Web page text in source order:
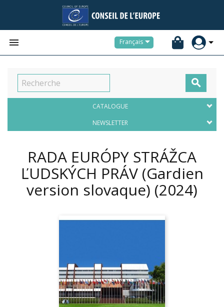
 Français

CATALOGUE
NEWSLETTER
RADA EURÓPY STRÁŽCA
ĽUDSKÝCH PRÁV (Gardien
version slovaque) (2024)